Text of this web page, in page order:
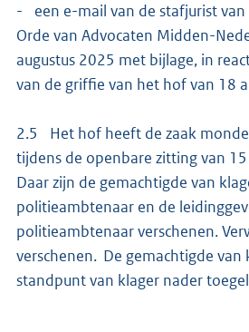
- een e-mail van de stafjurist van
Orde van Advocaten Midden-
augustus 2025 met bijlage, in
van de griffie van het hof van 18
2.5 Het hof heeft de zaak
tijdens de openbare zitting van
Daar zijn de gemachtigde van
politieambtenaar en de
politieambtenaar verschenen.
verschenen. De gemachtigde
standpunt van klager nader